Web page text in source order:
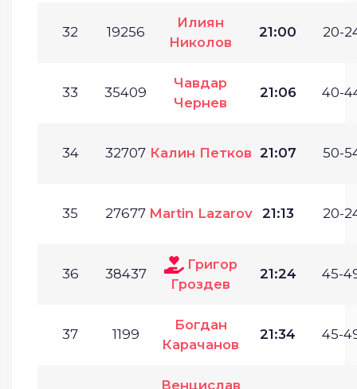
32 19256
Илиян
Николов
21:00 20-
33 35409
Чавдар
Чернев
21:06 40-
34 32707 Калин Петков 21:07 50-
35 27677 Martin Lazarov 21:13 20-
36 38437
Григор
Гроздев
21:24 45-
37 1199
Богдан
Карачанов
21:34 45-
Венцислав